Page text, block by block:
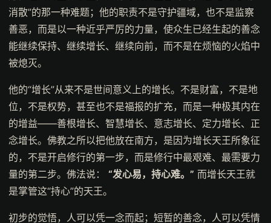
消散”的那一种难题；他的职责不是守护疆域，也不是监察
善恶，而是以一种近乎严厉的力量，使众生已经生起的善念
能继续保持、继续增长、继续向前，而不是在烦恼的火焰中
被熄灭。
他的“增长”从来不是世间意义上的增长。不是财富，不是地
位，不是权势，甚至也不是福报的扩充，而是一种极其内在
的增益——善根增长、智慧增长、意志增长、定力增长、正
念增长。佛教之所以把他放在南方，是因为增长天王所象征
的，不是开启修行的第一步，而是修行中最艰难、最需要力
量的第二步。佛法说： “发心易，持心难。” 而增长天王就
是掌管这“持心”的天王。
初步的觉悟，人可以凭一念而起；短暂的善念，人可以凭情